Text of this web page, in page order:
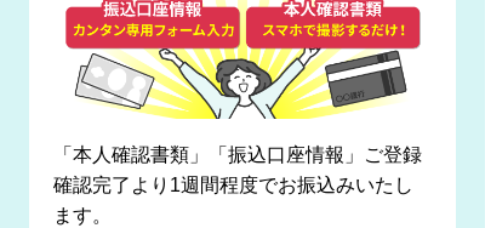
「本人確認書類」「振込口座情報」ご登録
確認完了より1週間程度でお振込みいたし
ます。